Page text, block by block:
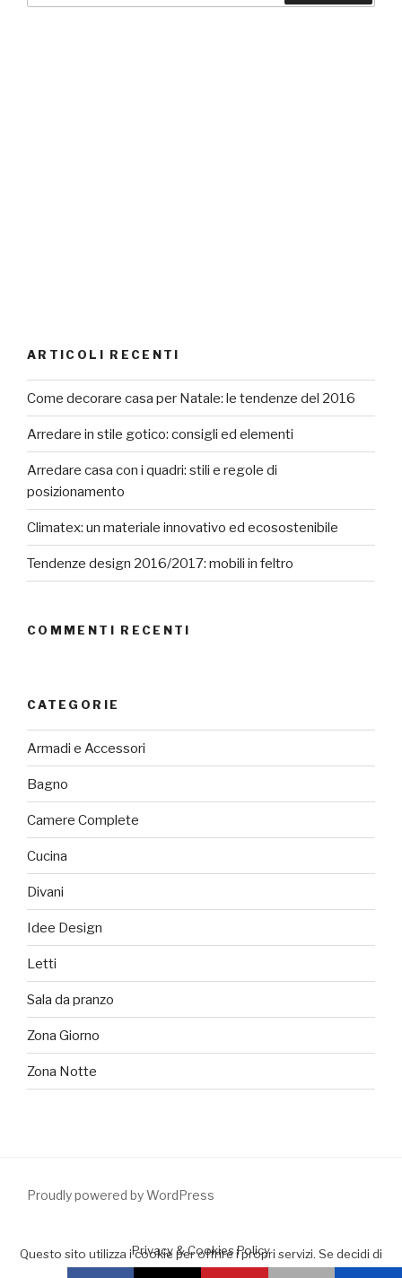
ARTICOLI RECENTI
Come decorare casa per Natale: le tendenze del 2016
Arredare in stile gotico: consigli ed elementi
Arredare casa con i quadri: stili e regole di
posizionamento
Climatex: un materiale innovativo ed ecosostenibile
Tendenze design 2016/2017: mobili in feltro
COMMENTI RECENTI
CATEGORIE
Armadi e Accessori
Bagno
Camere Complete
Cucina
Divani
Idee Design
Letti
Sala da pranzo
Zona Giorno
Zona Notte
Proudly powered by WordPress
Questo sito utilizza i cookie per offrire i propri servizi. Se decidi di
Privacy & Cookies Policy